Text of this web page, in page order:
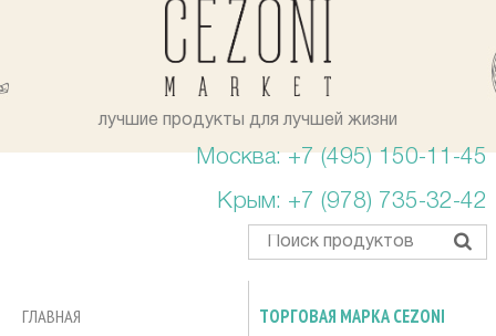
лучшие продукты для лучшей жизни
Москва: +7 (495) 150-11-45
Крым: +7 (978) 735-32-42
ГЛАВНАЯ ТОРГОВАЯ МАРКА CEZONI